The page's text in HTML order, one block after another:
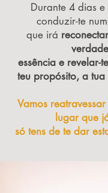
Durante 4 dias
conduzir-te
que irá
essência e revelar-
teu propósito, a
Vamos
lugar que
só tens de te dar